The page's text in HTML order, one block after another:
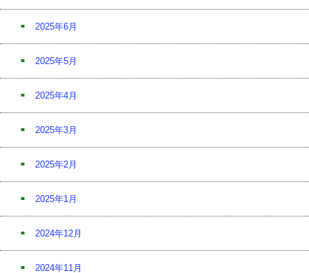
2025年6月
2025年5月
2025年4月
2025年3月
2025年2月
2025年1月
2024年12月
2024年11月